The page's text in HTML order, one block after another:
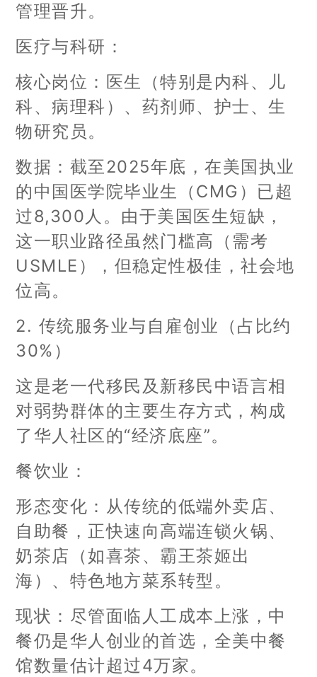
管理晋升。
医疗与科研：
核心岗位：医生（特别是内科、儿
科、病理科）、药剂师、护士、生
物研究员。
数据：截至2025年底，在美国执业
的中国医学院毕业生（CMG）已超
过8,300人。由于美国医生短缺，
这一职业路径虽然门槛高（需考
USMLE），但稳定性极佳，社会地
位高。
2. 传统服务业与自雇创业（占比约
30%）
这是老一代移民及新移民中语言相
对弱势群体的主要生存方式，构成
了华人社区的“经济底座”。
餐饮业：
形态变化：从传统的低端外卖店、
自助餐，正快速向高端连锁火锅、
奶茶店（如喜茶、霸王茶姬出
海）、特色地方菜系转型。
现状：尽管面临人工成本上涨，中
餐仍是华人创业的首选，全美中餐
馆数量估计超过4万家。